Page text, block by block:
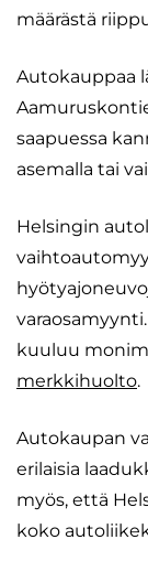
määrästä
Autokauppaa
saapuessa
asemalla tai
Helsingin
kuuluu
merkkihuolto.
Autokaupan
erilaisia
myös, että
koko